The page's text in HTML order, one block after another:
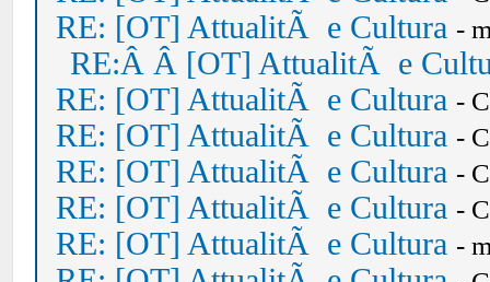
RE: [OT] AttualitÃ e Cultura -
RE:Â Â [OT] AttualitÃ e
RE: [OT] AttualitÃ e Cultura -
RE: [OT] AttualitÃ e Cultura -
RE: [OT] AttualitÃ e Cultura -
RE: [OT] AttualitÃ e Cultura -
RE: [OT] AttualitÃ e Cultura -